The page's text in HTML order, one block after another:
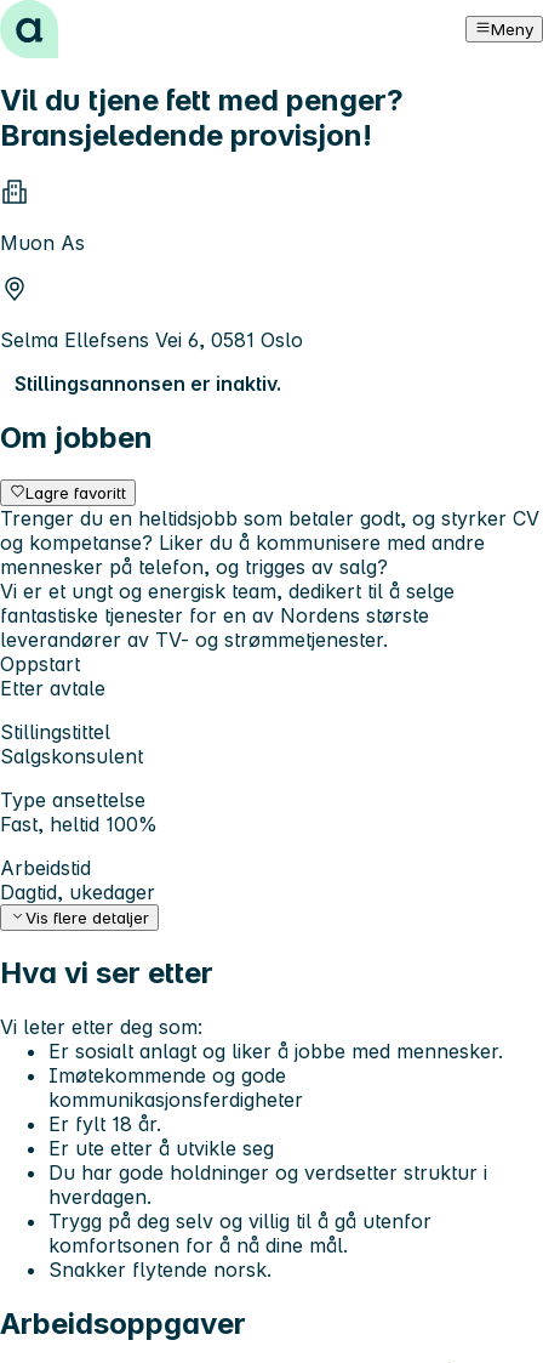
Hopp til innhold Meny
Vil du tjene fett med penger?
Bransjeledende provisjon!
Muon As
Selma Ellefsens Vei 6, 0581 Oslo
Stillingsannonsen er inaktiv.
Om jobben
Lagre favoritt
Trenger du en heltidsjobb som betaler godt, og styrker CV
og kompetanse? Liker du å kommunisere med andre
mennesker på telefon, og trigges av salg?
Vi er et ungt og energisk team, dedikert til å selge
fantastiske tjenester for en av Nordens største
leverandører av TV- og strømmetjenester.
Oppstart
Etter avtale
Stillingstittel
Salgskonsulent
Type ansettelse
Fast, heltid 100%
Arbeidstid
Dagtid, ukedager
Vis flere detaljer
Hva vi ser etter
Vi leter etter deg som:
Er sosialt anlagt og liker å jobbe med mennesker.
Imøtekommende og gode
kommunikasjonsferdigheter
Er fylt 18 år.
Er ute etter å utvikle seg
Du har gode holdninger og verdsetter struktur i
hverdagen.
Trygg på deg selv og villig til å gå utenfor
komfortsonen for å nå dine mål.
Snakker flytende norsk.
Arbeidsoppgaver